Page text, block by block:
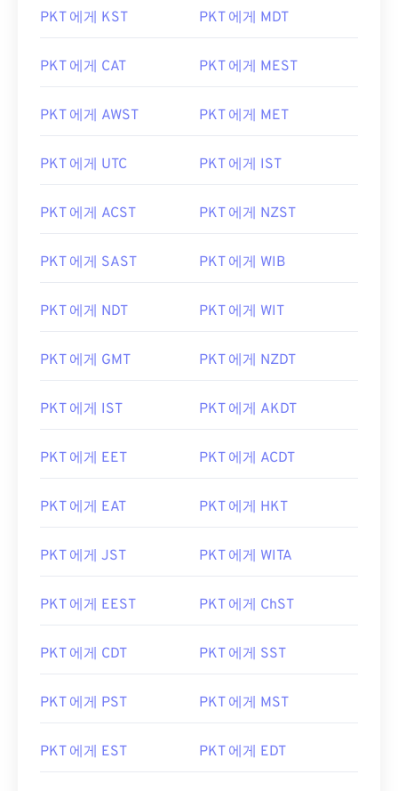
PKT 에게 KST PKT 에게 MDT
PKT 에게 CAT PKT 에게 MEST
PKT 에게 AWST PKT 에게 MET
PKT 에게 UTC PKT 에게 IST
PKT 에게 ACST PKT 에게 NZST
PKT 에게 SAST PKT 에게 WIB
PKT 에게 NDT PKT 에게 WIT
PKT 에게 GMT PKT 에게 NZDT
PKT 에게 IST PKT 에게 AKDT
PKT 에게 EET PKT 에게 ACDT
PKT 에게 EAT PKT 에게 HKT
PKT 에게 JST PKT 에게 WITA
PKT 에게 EEST PKT 에게 ChST
PKT 에게 CDT PKT 에게 SST
PKT 에게 PST PKT 에게 MST
PKT 에게 EST PKT 에게 EDT